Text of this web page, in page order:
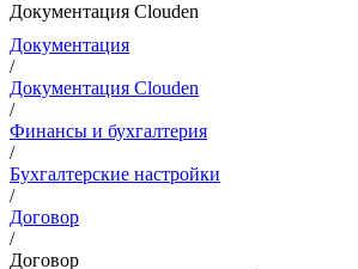
Документация Clouden
Документация
/
Документация Clouden
/
Финансы и бухгалтерия
/
Бухгалтерские настройки
/
Договор
/
Договор